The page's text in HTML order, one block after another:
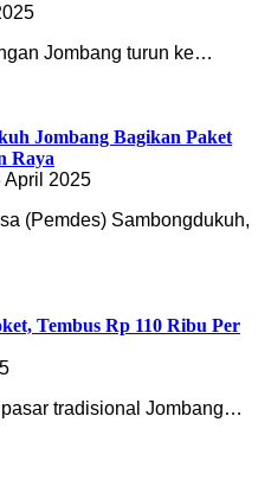
Jombang turun ke…
Jombang Bagikan Paket
Raya
April 2025
(Pemdes) Sambongdukuh,
Tembus Rp 110 Ribu Per
tradisional Jombang…